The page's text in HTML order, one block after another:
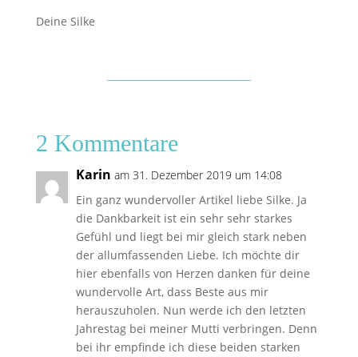
Deine Silke
2 Kommentare
Karin am 31. Dezember 2019 um 14:08
Ein ganz wundervoller Artikel liebe Silke. Ja
die Dankbarkeit ist ein sehr sehr starkes
Gefühl und liegt bei mir gleich stark neben
der allumfassenden Liebe. Ich möchte dir
hier ebenfalls von Herzen danken für deine
wundervolle Art, dass Beste aus mir
herauszuholen. Nun werde ich den letzten
Jahrestag bei meiner Mutti verbringen. Denn
bei ihr empfinde ich diese beiden starken